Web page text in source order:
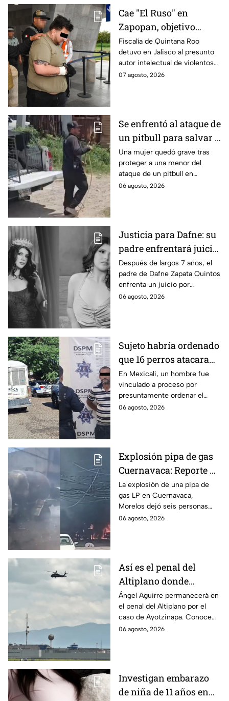
Cae "El Ruso" en
Zapopan, objetivo
prioritario en Playa del
Carmen
Fiscalía de Quintana Roo
detuvo en Jalisco al presunto
autor intelectual de violentos
ataques en fraccionamientos
07 agosto, 2026
Se enfrentó al ataque de
un pitbull para salvar a
una menor; hoy lucha
por su vida en Zapopan
Una mujer quedó grave tras
proteger a una menor del
ataque de un pitbull en
Zapopan; la víctima sufrió
06 agosto, 2026
Justicia para Dafne: su
padre enfrentará juicio
por presunto abuso
cometido en 2019 en
Tamaulipas
Después de largos 7 años, el
padre de Dafne Zapata Quintos
enfrenta un juicio por
presuntamente abusar de la
06 agosto, 2026
Sujeto habría ordenado
que 16 perros atacaran
a su hermana con
discapacidad en
Mexicali, BC
En Mexicali, un hombre fue
vinculado a proceso por
presuntamente ordenar el
ataque de 16 perros contra su
06 agosto, 2026
Explosión pipa de gas
Cuernavaca: Reporte de
víctimas tras estallido
en Morelos
La explosión de una pipa de
gas LP en Cuernavaca,
Morelos dejó seis personas
hospitalizadas. IMSS informó
06 agosto, 2026
Así es el penal del
Altiplano donde
permanecerá Ángel
Aguirre por caso
Ayotzinapa
Ángel Aguirre permanecerá en
el penal del Altiplano por el
caso de Ayotzinapa. Conoce
dónde está, cómo es esta
06 agosto, 2026
Investigan embarazo
de niña de 11 años en